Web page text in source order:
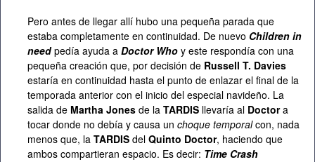
Pero antes de llegar allí hubo una pequeña parada que
estaba completamente en continuidad. De nuevo Children in
needpedía ayuda a Doctor Who y este respondía con una
pequeña creación que, por decisión de Russell T. Davies
estaría en continuidad hasta el punto de enlazar el final de la
temporada anterior con el inicio del especial navideño. La
salida de Martha Jones de la TARDIS llevaría al Doctora
tocar donde no debía y causa un choque temporalcon, nada
menos que, la TARDIS del Quinto Doctor, haciendo que
ambos compartieran espacio. Es decir: Time Crash